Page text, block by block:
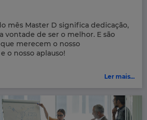
mês Master D significa dedicação,
vontade de ser o melhor. E são
merecem o nosso
o nosso aplauso!
Ler mais...